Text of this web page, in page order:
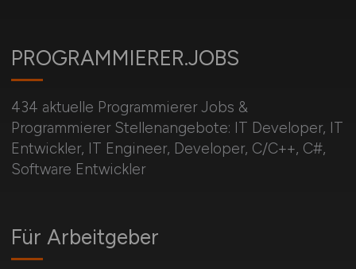
PROGRAMMIERER.JOBS
434 aktuelle Programmierer Jobs &
Programmierer Stellenangebote: IT Developer, IT
Entwickler, IT Engineer, Developer, C/C++, C#,
Software Entwickler
Für Arbeitgeber